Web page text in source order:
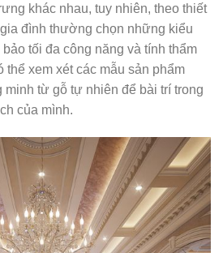
khác nhau, tuy nhiên, theo thiết
đình thường chọn những kiểu
tối đa công năng và tính thẩm
thể xem xét các mẫu sản phẩm
minh từ gỗ tự nhiên để bài trí trong
của mình.